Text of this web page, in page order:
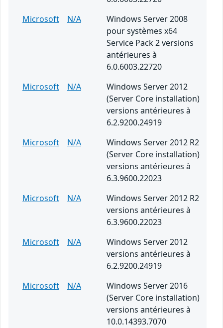
Microsoft
N/A
Windows Server 2008
pour systèmes x64
Service Pack 2 versions
antérieures à
6.0.6003.22720
Microsoft
N/A
Windows Server 2012
(Server Core installation)
versions antérieures à
6.2.9200.24919
Microsoft
N/A
Windows Server 2012 R2
(Server Core installation)
versions antérieures à
6.3.9600.22023
Microsoft
N/A
Windows Server 2012 R2
versions antérieures à
6.3.9600.22023
Microsoft
N/A
Windows Server 2012
versions antérieures à
6.2.9200.24919
Microsoft
N/A
Windows Server 2016
(Server Core installation)
versions antérieures à
10.0.14393.7070